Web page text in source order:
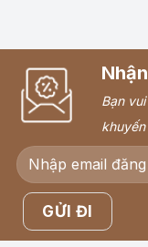
Bạn